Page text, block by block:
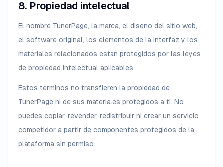
8. Propiedad intelectual
El nombre TunerPage, la marca, el diseno del sitio web,
el software original, los elementos de la interfaz y los
materiales relacionados estan protegidos por las leyes
de propiedad intelectual aplicables.
Estos terminos no transfieren la propiedad de
TunerPage ni de sus materiales protegidos a ti. No
puedes copiar, revender, redistribuir ni crear un servicio
competidor a partir de componentes protegidos de la
plataforma sin permiso.